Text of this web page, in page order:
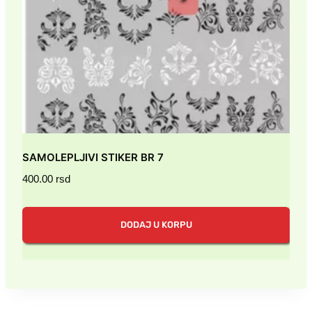
SAMOLEPLJIVI STIKER BR 7
400.00 rsd
DODAJ U KORPU